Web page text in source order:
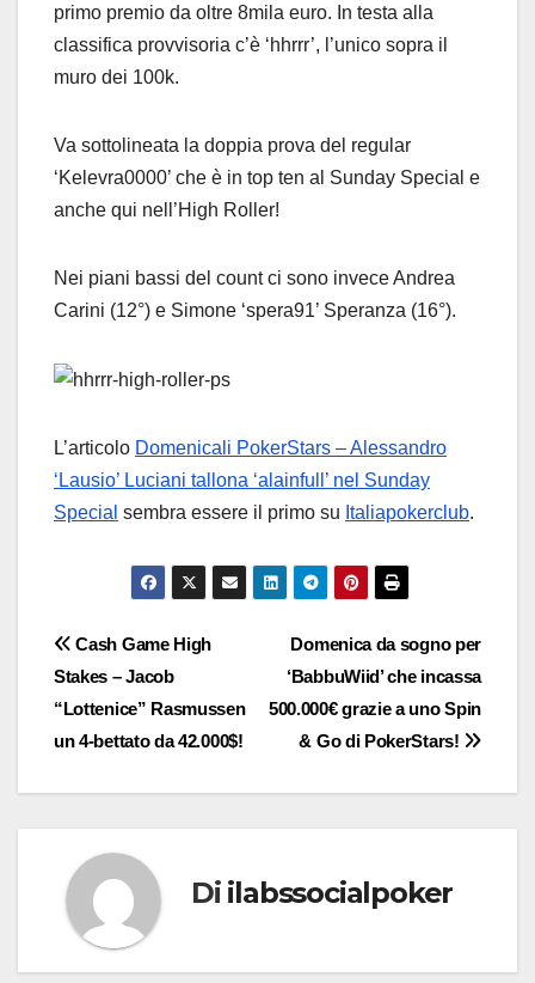
primo premio da oltre 8mila euro. In testa alla
classifica provvisoria c’è ‘hhrrr’, l’unico sopra il
muro dei 100k.
Va sottolineata la doppia prova del regular
‘Kelevra0000’ che è in top ten al Sunday Special e
anche qui nell’High Roller!
Nei piani bassi del count ci sono invece Andrea
Carini (12°) e Simone ‘spera91’ Speranza (16°).
L’articolo Domenicali PokerStars – Alessandro
‘Lausio’ Luciani tallona ‘alainfull’ nel Sunday
Special sembra essere il primo su Italiapokerclub.
Navigazione
articoli
Domenica da sogno per
‘BabbuWiid’ che incassa
500.000€ grazie a uno Spin
& Go di PokerStars!
Cash Game High
Stakes – Jacob
“Lottenice” Rasmussen
un 4-bettato da 42.000$!
Di ilabssocialpoker